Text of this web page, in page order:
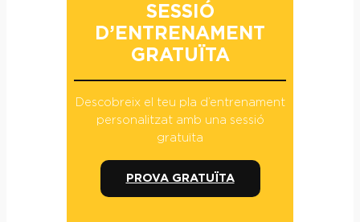
SESSIÓ
D’ENTRENAMENT
GRATUÏTA
Descobreix el teu pla d’entrenament
personalitzat amb una sessió
gratuïta
PROVA GRATUÏTA